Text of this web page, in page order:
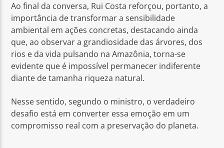
Ao final da conversa, Rui Costa reforçou, portanto, a
importância de transformar a sensibilidade
ambiental em ações concretas, destacando ainda
que, ao observar a grandiosidade das árvores, dos
rios e da vida pulsando na Amazônia, torna-se
evidente que é impossível permanecer indiferente
diante de tamanha riqueza natural.
Nesse sentido, segundo o ministro, o verdadeiro
desafio está em converter essa emoção em um
compromisso real com a preservação do planeta.